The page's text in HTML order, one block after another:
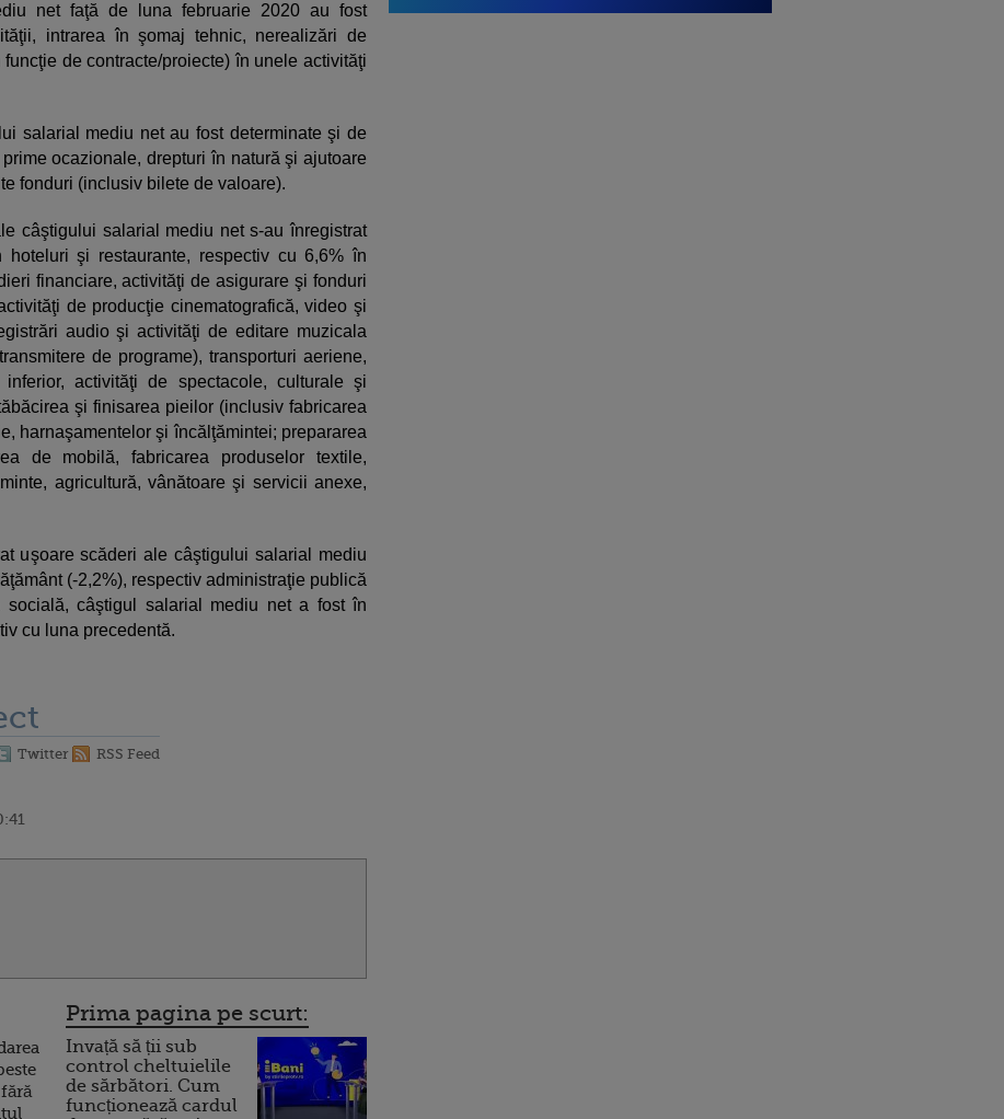
net faţă de luna februarie 2020 au fost
intrarea în şomaj tehnic, nerealizări de
de contracte/proiecte) în unele activităţi
salarial mediu net au fost determinate şi de
ocazionale, drepturi în natură şi ajutoare
fonduri (inclusiv bilete de valoare).
câştigului salarial mediu net s-au înregistrat
şi restaurante, respectiv cu 6,6% în
financiare, activităţi de asigurare şi fonduri
de producţie cinematografică, video şi
audio şi activităţi de editare muzicala
de programe), transporturi aeriene,
activităţi de spectacole, culturale şi
şi finisarea pieilor (inclusiv fabricarea
harnaşamentelor şi încălţămintei; prepararea
de mobilă, fabricarea produselor textile,
agricultură, vânătoare şi servicii anexe,
uşoare scăderi ale câştigului salarial mediu
(-2,2%), respectiv administraţie publică
socială, câştigul salarial mediu net a fost în
cu luna precedentă.
Twitter RSS Feed
Prima pagina pe scurt:
Invață să ții sub
control cheltuielile
de sărbători. Cum
funcționează cardul